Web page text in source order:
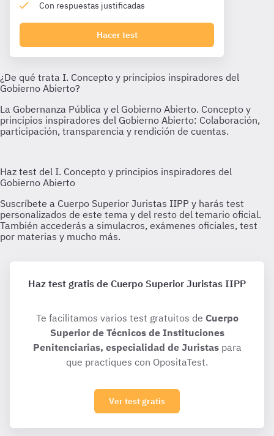
Con respuestas justificadas
Hacer test
Haz test gratis de Cuerpo Superior Juristas IIPP
Te facilitamos varios test gratuitos de Cuerpo
Superior de Técnicos de Instituciones
Penitenciarias, especialidad de Juristaspara
que practiques con OpositaTest.
Ver test gratis